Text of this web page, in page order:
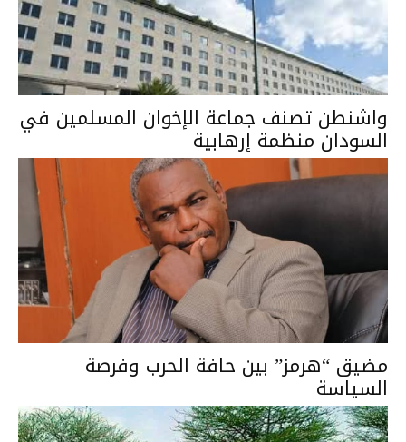
واشنطن تصنف جماعة الإخوان المسلمين في
السودان منظمة إرهابية
مضيق “هرمز” بين حافة الحرب وفرصة
السياسة